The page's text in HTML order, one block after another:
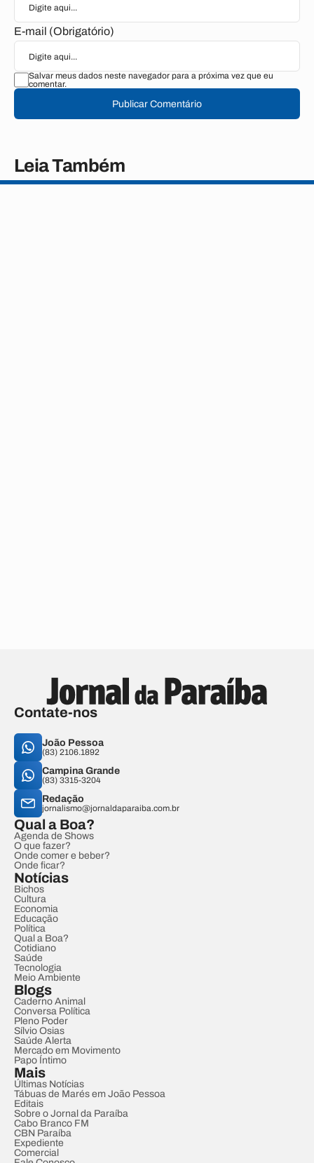
E-mail (Obrigatório)
Salvar meus dados neste navegador para a próxima vez que eu
comentar.
Publicar Comentário
Leia Também
Contate-nos
João Pessoa
(83) 2106.1892
Campina Grande
(83) 3315-3204
Redação
jornalismo@jornaldaparaiba.com.br
Qual a Boa?
Agenda de Shows
O que fazer?
Onde comer e beber?
Onde ficar?
Notícias
Bichos
Cultura
Economia
Educação
Política
Qual a Boa?
Cotidiano
Saúde
Tecnologia
Meio Ambiente
Blogs
Caderno Animal
Conversa Política
Pleno Poder
Sílvio Osias
Saúde Alerta
Mercado em Movimento
Papo Íntimo
Mais
Últimas Notícias
Tábuas de Marés em João Pessoa
Editais
Sobre o Jornal da Paraíba
Cabo Branco FM
CBN Paraíba
Expediente
Comercial